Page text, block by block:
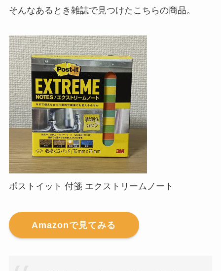
そんなあるとき雑誌で見つけたこちらの商品。
ポストイット 付箋 エクストリームノート
Amazonで見てみる